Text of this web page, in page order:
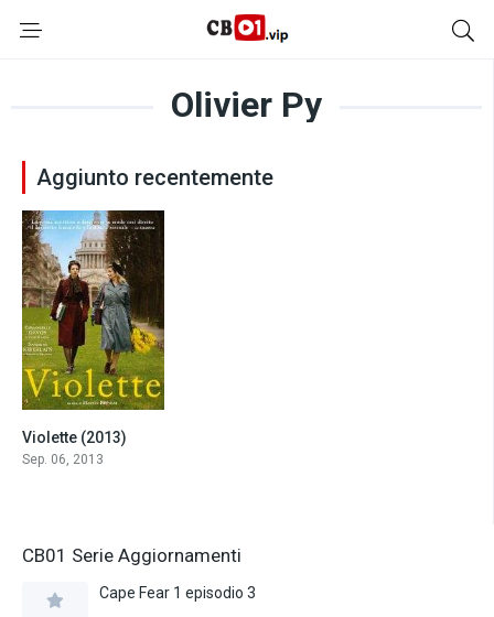
Olivier Py
Aggiunto recentemente
Violette (2013)
Sep. 06, 2013
CB01 Serie Aggiornamenti
Cape Fear 1 episodio 3